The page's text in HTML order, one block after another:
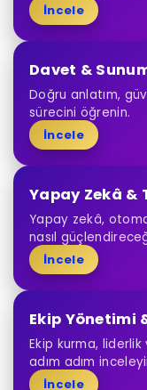
İncele
Davet &
Doğru anlatım,
sürecini öğrenin.
İncele
Yapay Zekâ &
Yapay zekâ,
nasıl
İncele
Ekip Yönetimi
Ekip kurma,
adım adım
İncele